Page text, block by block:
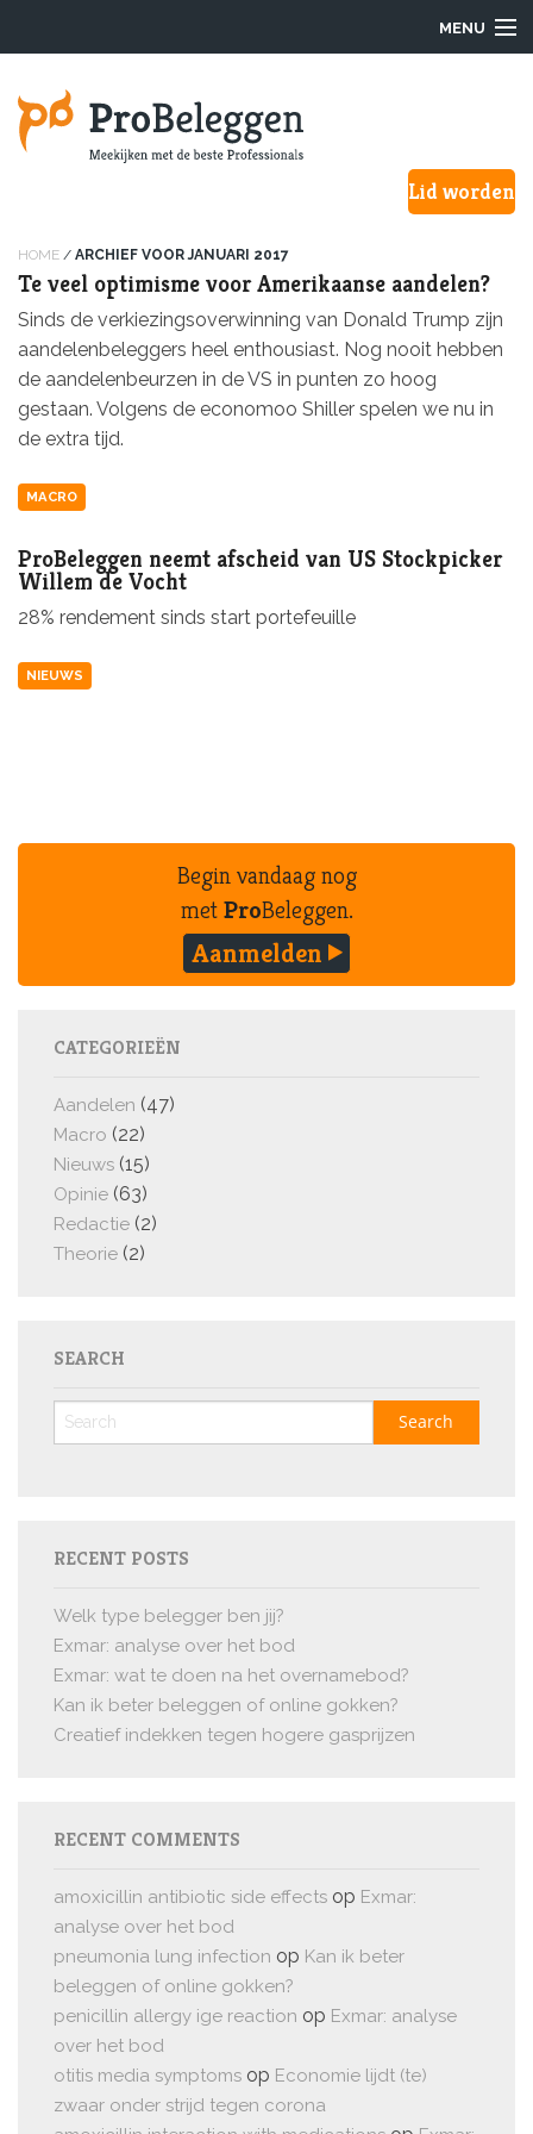
MENU
Hoe werkt het?
Onze Pro’s
Aanmelden
Over ons
F.A.Q.
Lid worden
HOME / ARCHIEF VOOR JANUARI 2017
Te veel optimisme voor Amerikaanse aandelen?
Sinds de verkiezingsoverwinning van Donald Trump zijn
aandelenbeleggers heel enthousiast. Nog nooit hebben
de aandelenbeurzen in de VS in punten zo hoog
gestaan. Volgens de economoo Shiller spelen we nu in
de extra tijd.
MACRO
ProBeleggen neemt afscheid van US Stockpicker
Willem de Vocht
28% rendement sinds start portefeuille
NIEUWS
Begin vandaag nog
metProBeleggen.
Aanmelden
CATEGORIEËN
Aandelen (47)
Macro (22)
Nieuws (15)
Opinie (63)
Redactie (2)
Theorie (2)
SEARCH
RECENT POSTS
Welk type belegger ben jij?
Exmar: analyse over het bod
Exmar: wat te doen na het overnamebod?
Kan ik beter beleggen of online gokken?
Creatief indekken tegen hogere gasprijzen
RECENT COMMENTS
amoxicillin antibiotic side effects op Exmar:
analyse over het bod
pneumonia lung infection op Kan ik beter
beleggen of online gokken?
penicillin allergy ige reaction op Exmar: analyse
over het bod
otitis media symptoms op Economie lijdt (te)
zwaar onder strijd tegen corona